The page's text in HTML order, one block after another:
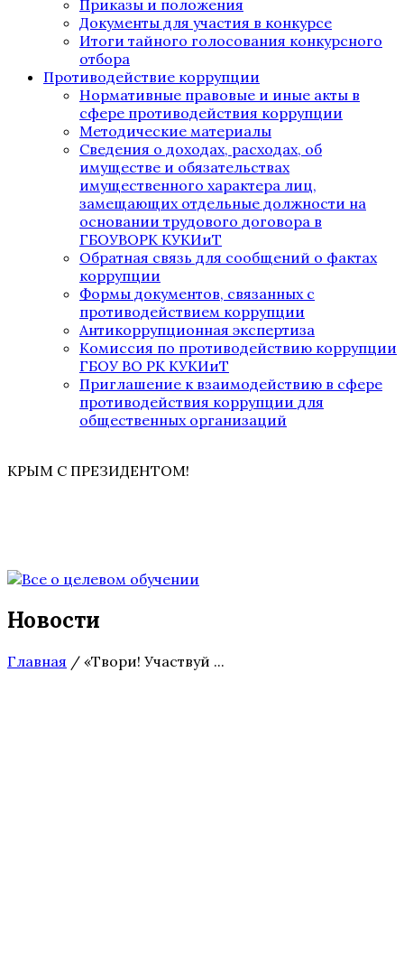
Приказы и положения
Документы для участия в конкурсе
Итоги тайного голосования конкурсного
отбора
Противодействие коррупции
Нормативные правовые и иные акты в
сфере противодействия коррупции
Методические материалы
Сведения о доходах, расходах, об
имуществе и обязательствах
имущественного характера лиц,
замещающих отдельные должности на
основании трудового договора в
ГБОУВОРК КУКИиТ
Обратная связь для сообщений о фактах
коррупции
Формы документов, связанных с
противодействием коррупции
Антикоррупционная экспертиза
Комиссия по противодействию коррупции
ГБОУ ВО РК КУКИиТ
Приглашение к взаимодействию в сфере
противодействия коррупции для
общественных организаций
КРЫМ С ПРЕЗИДЕНТОМ!
Новости
Главная / «Твори! Участвуй ...